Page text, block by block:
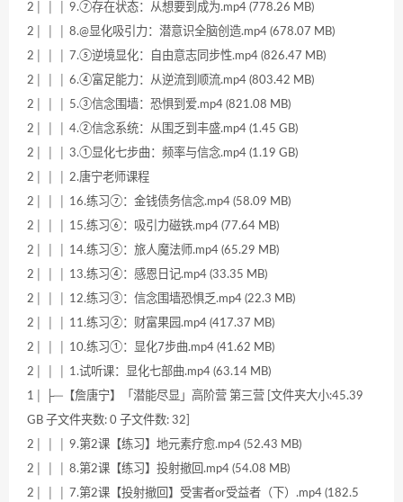
2│ │ │ 9.⑦存在状态：从想要到成为.mp4 (778.26 MB)
2│ │ │ 8.@显化吸引力：潜意识全脑创造.mp4 (678.07 MB)
2│ │ │ 7.⑤逆境显化：自由意志同步性.mp4 (826.47 MB)
2│ │ │ 6.④富足能力：从逆流到顺流.mp4 (803.42 MB)
2│ │ │ 5.③信念围墙：恐惧到爱.mp4 (821.08 MB)
2│ │ │ 4.②信念系统：从围乏到丰盛.mp4 (1.45 GB)
2│ │ │ 3.①显化七步曲：频率与信念.mp4 (1.19 GB)
2│ │ │ 2.唐宁老师课程
2│ │ │ 16.练习⑦：金钱债务信念.mp4 (58.09 MB)
2│ │ │ 15.练习⑥：吸引力磁铁.mp4 (77.64 MB)
2│ │ │ 14.练习⑤：旅人魔法师.mp4 (65.29 MB)
2│ │ │ 13.练习④：感恩日记.mp4 (33.35 MB)
2│ │ │ 12.练习③：信念围墙恐惧乏.mp4 (22.3 MB)
2│ │ │ 11.练习②：财富果园.mp4 (417.37 MB)
2│ │ │ 10.练习①：显化7步曲.mp4 (41.62 MB)
2│ │ │ 1.试听课：显化七部曲.mp4 (63.14 MB)
1│ ├─【詹唐宁】「潜能尽显」高阶营 第三营 [文件夹大小:45.39
GB 子文件夹数: 0 子文件数: 32]
2│ │ │ 9.第2课【练习】地元素疗愈.mp4 (52.43 MB)
2│ │ │ 8.第2课【练习】投射撤回.mp4 (54.08 MB)
2│ │ │ 7.第2课【投射撤回】受害者or受益者（下）.mp4 (182.5